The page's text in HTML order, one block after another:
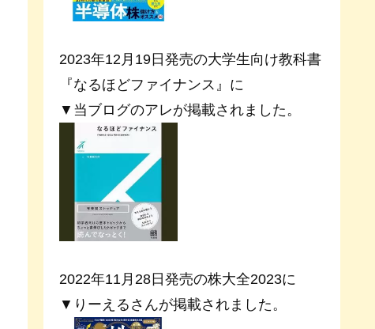
2023年12月19日発売の大学生向け教科書
『なるほどファイナンス』に
▼当ブログのアレが掲載されました。
2022年11月28日発売の株大全2023に
▼りーえるさんが掲載されました。